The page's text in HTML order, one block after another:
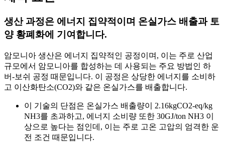
생산 과정은 에너지 집약적이며 온실가스 배출과 토
양 황폐화에 기여합니다.
암모니아 생산은 에너지 집약적인 공정이며, 이는 주로 산업
규모에서 암모니아를 합성하는 데 사용되는 주요 방법인 하
버-보쉬 공정 때문입니다. 이 공정은 상당한 에너지를 소비하
고 이산화탄소(CO2)와 같은 온실가스를 배출합니다.
이 기술의 단점은 온실가스 배출량이 2.16kgCO2-eq/kg
NH3를 초과하고, 에너지 소비량 또한 30GJ/ton NH3 이
상으로 높다는 점인데, 이는 주로 고온 고압의 엄격한 운
전 조건 때문입니다.